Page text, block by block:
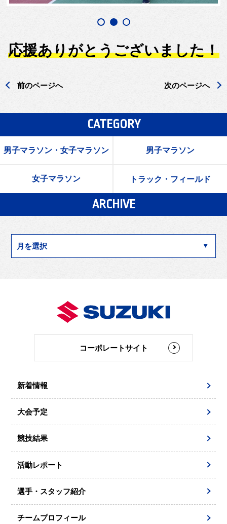
応援ありがとうございました！
前のページへ 次のページへ
CATEGORY
男子マラソン・女子マラソン 男子マラソン
女子マラソン トラック・フィールド
ARCHIVE
コーポレートサイト
新着情報
大会予定
競技結果
活動レポート
選手・スタッフ紹介
チームプロフィール